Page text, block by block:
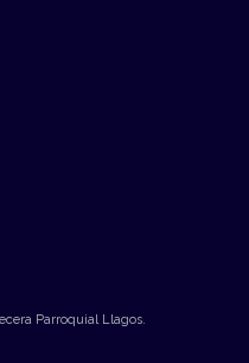
Parroquial Llagos.